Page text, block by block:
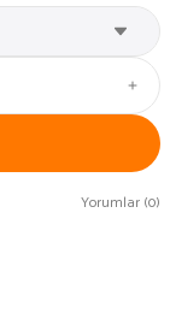
Yorumlar (0)